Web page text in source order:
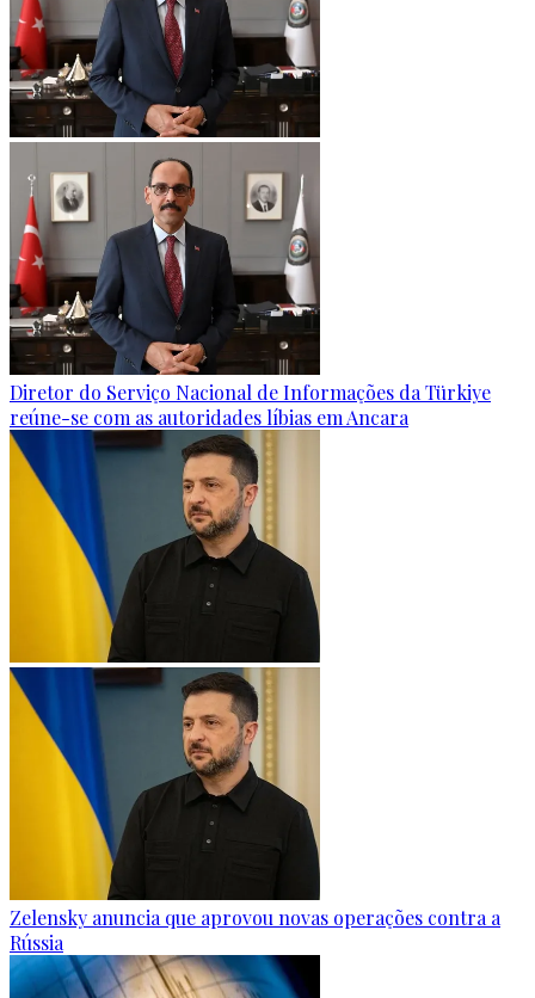
Diretor do Serviço Nacional de Informações da Türkiye
reúne-se com as autoridades líbias em Ancara
Zelensky anuncia que aprovou novas operações contra a
Rússia